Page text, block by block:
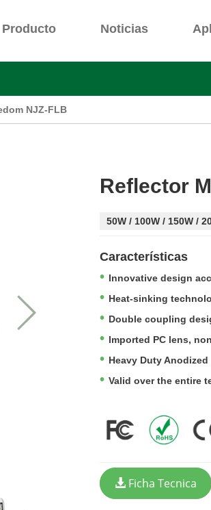
Producto Noticias
NJZ-FLB
Reflector
50W / 100W / 150W /
Características
Innovative design
Heat-sinking
Double coupling
Imported PC lens,
Heavy Duty
Valid over the entire
Ficha Tecnica